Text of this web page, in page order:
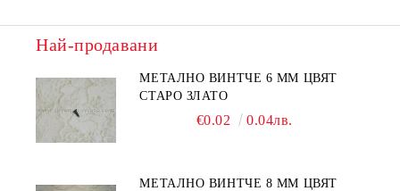
Най-продавани
МЕТАЛНО ВИНТЧЕ 6 ММ ЦВЯТ
СТАРО ЗЛАТО
€0.02 0.04лв.
МЕТАЛНО ВИНТЧЕ 8 ММ ЦВЯТ